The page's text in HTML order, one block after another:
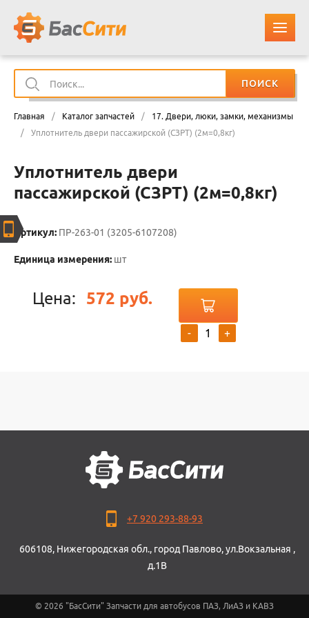
ПОИСК
Главная / Каталог запчастей /
17. Двери, люки, замки, механизмы
/
Уплотнитель двери пассажирской (СЗРТ) (2м=0,8кг)
Уплотнитель двери
пассажирской (СЗРТ) (2м=0,8кг)
Артикул: ПР-263-01 (3205-6107208)
Единица измерения: шт
Цена: 572 руб.
- +
+7 920 293-88-93
606108, Нижегородская обл., город Павлово, ул.Вокзальная ,
д.1В
© 2026 "БасСити" Запчасти для автобусов ПАЗ, ЛиАЗ и КАВЗ
КАТАЛОГ ЗАПЧАСТЕЙ
ОПЛАТА И ДОСТАВКА